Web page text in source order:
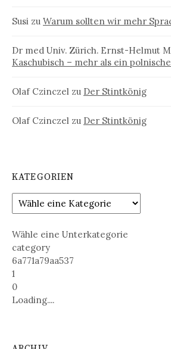
Susi zu Warum sollten wir mehr
Dr med Univ. Zürich. Ernst-Helmut
Kaschubisch – mehr als ein
Olaf Czinczel zu Der Stintkönig
Olaf Czinczel zu Der Stintkönig
KATEGORIEN
Wähle eine Unterkategorie
category
6a771a79aa537
1
0
Loading....